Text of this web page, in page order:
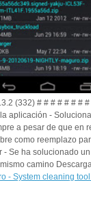
(332) # # # # # # #
aplicación -
a pesar de que en
como reemplazo
Se ha solucionado
camino
- System cleaning